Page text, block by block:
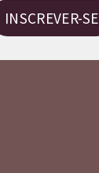
INSCREVER-SE